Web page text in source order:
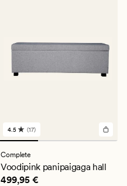
17
arvustust
keskmise
hinnanguga
4.5
4.5 (17)
Complete
Voodipink panipaigaga hall
Pris_ee 499,95 €
499,95 €